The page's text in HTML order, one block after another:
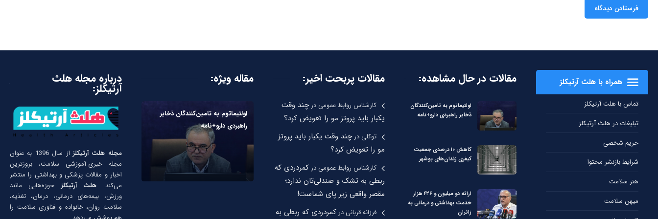
همراه با هلث آرتیکلز
تماس با هلث آرتیکلز
تبلیغات در هلث آرتیکلز
حریم شخصی
شرایط بازنشر محتوا
هنر سلامت
میهن سلامت
مقالات در حال مشاهده:
اولتیماتوم به تامین‌کنندگان
ذخایر راهبردی دارو+نامه
کاهش ۱۰ درصدی جمعیت
کیفری زندان‌های بوشهر
ارائه دو میلیون و ۴۲۶ هزار
خدمت بهداشتی و درمانی به
زائران
مقالات پربحت اخیر:
کارشناس روابط عمومیدرچند وقت
یکبار باید پروتز مو را تعویض کرد؟
توکلیدرچند وقت یکبار باید پروتز
مو را تعویض کرد؟
کارشناس روابط عمومیدر کمردردی که
ربطی به تشک و صندلی‌تان ندارد؛
مقصر واقعی زیر پای شماست!
فرزانه قربانیدر کمردردی که ربطی به
مقاله ویژه:
اولتیماتوم به تامین‌کنندگان ذخایر
راهبردی دارو+نامه
درباره مجله هلث
آرتیکلز:
مجله هلث آرتیکلز
از سال 1396 به عنوان
مجله خبری-آموزشی سلامت، بروزترین
اخبار و مقالات پزشکی و بهداشتی را منتشر
می‌کند. هلث آرتیکلز حوزه‌هایی مانند
ورزش، بیمه‌های درمانی، درمان، تغذیه،
سلامت روان، خانواده و فناوری سلامت را